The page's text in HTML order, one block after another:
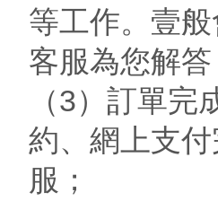
等工作。壹
客服為您解答
（3）訂單
約、網上支
服；